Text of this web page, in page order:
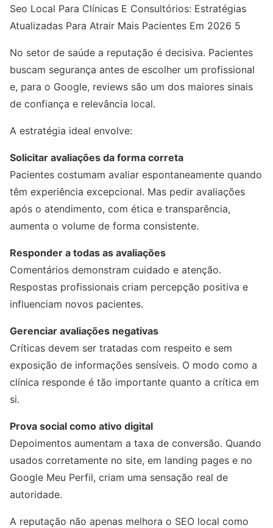
Seo Local Para Clínicas E Consultórios: Estratégias
Atualizadas Para Atrair Mais Pacientes Em 2026 5
No setor de saúde a reputação é decisiva. Pacientes
buscam segurança antes de escolher um profissional
e, para o Google, reviews são um dos maiores sinais
de confiança e relevância local.
A estratégia ideal envolve:
Solicitar avaliações da forma correta
Pacientes costumam avaliar espontaneamente quando
têm experiência excepcional. Mas pedir avaliações
após o atendimento, com ética e transparência,
aumenta o volume de forma consistente.
Responder a todas as avaliações
Comentários demonstram cuidado e atenção.
Respostas profissionais criam percepção positiva e
influenciam novos pacientes.
Gerenciar avaliações negativas
Críticas devem ser tratadas com respeito e sem
exposição de informações sensíveis. O modo como a
clínica responde é tão importante quanto a crítica em
si.
Prova social como ativo digital
Depoimentos aumentam a taxa de conversão. Quando
usados corretamente no site, em landing pages e no
Google Meu Perfil, criam uma sensação real de
autoridade.
A reputação não apenas melhora o SEO local como